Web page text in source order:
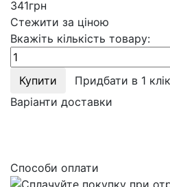
341грн
Стежити за ціною
Вкажіть кількість товару:
Купити
Придбати в 1 клік
Варіанти доставки
Способи оплати